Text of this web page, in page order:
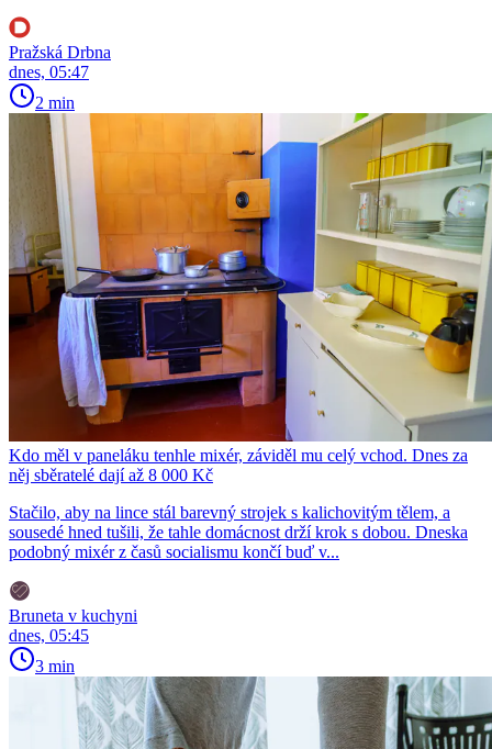
Pražská Drbna
dnes, 05:47
2 min
Kdo měl v paneláku tenhle mixér, záviděl mu celý vchod. Dnes za
něj sběratelé dají až 8 000 Kč
Stačilo, aby na lince stál barevný strojek s kalichovitým tělem, a
sousedé hned tušili, že tahle domácnost drží krok s dobou. Dneska
podobný mixér z časů socialismu končí buď v...
Bruneta v kuchyni
dnes, 05:45
3 min